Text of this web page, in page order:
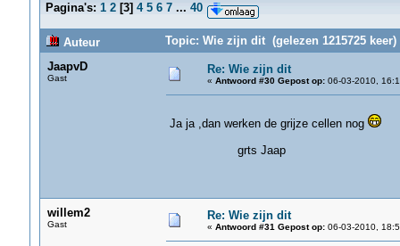
Pagina's: 1 2[3] 4 5 6 7 ... 40
Auteur
Topic: Wie zijn dit (gelezen 1215725 keer)
JaapvD
Gast
Re: Wie zijn dit
« Antwoord #30 Gepost op:06-03-2010,
Ja ja ,dan werken de grijze cellen nog
grts Jaap
willem2
Gast
Re: Wie zijn dit
« Antwoord #31 Gepost op:06-03-2010,